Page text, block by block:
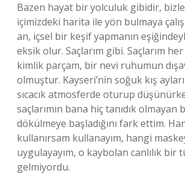
Bazen hayat bir yolculuk gibidir,
içimizdeki harita ile yön bulmaya
an, içsel bir keşif yapmanın
eksik olur. Saçlarım gibi. Saçlarım
kimlik parçam, bir nevi ruhumun
olmuştur. Kayseri’nin soğuk kış
sıcacık atmosferde oturup
saçlarımın bana hiç tanıdık olmayan
dökülmeye başladığını fark ettim.
kullanırsam kullanayım, hangi
uygulayayım, o kaybolan canlılık bir
gelmiyordu.